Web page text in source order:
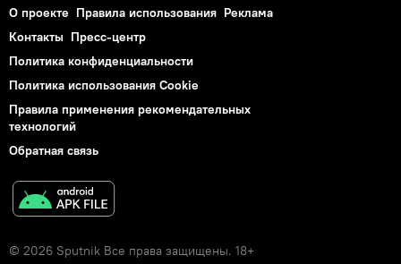
О проекте Правила использования Реклама
Контакты Пресс-центр
Политика конфиденциальности
Политика использования Cookie
Правила применения рекомендательных
технологий
Обратная связь
© 2026 Sputnik Все права защищены. 18+